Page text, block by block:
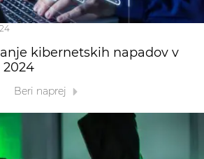
kibernetskih napadov v
Beri naprej